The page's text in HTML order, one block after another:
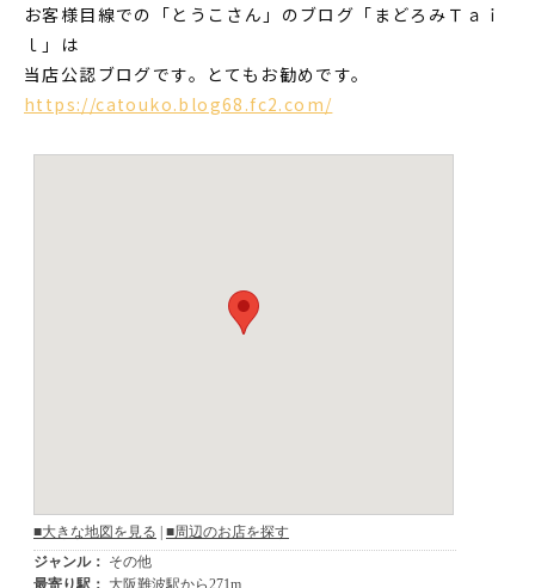
お客様目線での「とうこさん」のブログ「まどろみＴａｉ
ｌ」は
当店公認ブログです。とてもお勧めです。
https://catouko.blog68.fc2.com/